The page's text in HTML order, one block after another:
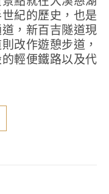
紀的歷史，也是
，新百吉隧道現
改作遊憩步道，
輕便鐵路以及代